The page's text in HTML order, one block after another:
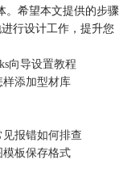
。希望本文提供的步骤
行设计工作，提升您
向导设置教程
样添加型材库
见报错如何排查
模板保存格式